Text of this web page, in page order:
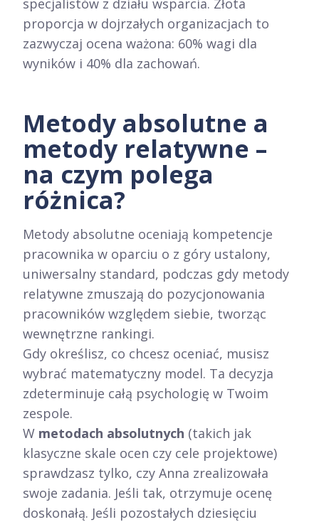
proporcja w dojrzałych organizacjach to
zazwyczaj ocena ważona: 60% wagi dla
wyników i 40% dla zachowań.
Metody absolutne a
metody relatywne –
na czym polega
różnica?
Metody absolutne oceniają kompetencje
pracownika w oparciu o z góry ustalony,
uniwersalny standard, podczas gdy metody
relatywne zmuszają do pozycjonowania
pracowników względem siebie, tworząc
wewnętrzne rankingi.
Gdy określisz, co chcesz oceniać, musisz
wybrać matematyczny model. Ta decyzja
zdeterminuje całą psychologię w Twoim
zespole.
W metodach absolutnych (takich jak
klasyczne skale ocen czy cele projektowe)
sprawdzasz tylko, czy Anna zrealizowała
swoje zadania. Jeśli tak, otrzymuje ocenę
doskonałą. Jeśli pozostałych dziesięciu